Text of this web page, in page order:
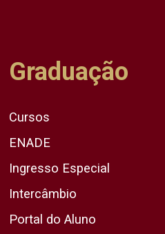
Graduação
Cursos
ENADE
Ingresso Especial
Intercâmbio
Portal do Aluno